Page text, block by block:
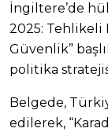
İngiltere’de
2025: Tehlikeli
Güvenlik”
politika
Belgede,
edilerek,